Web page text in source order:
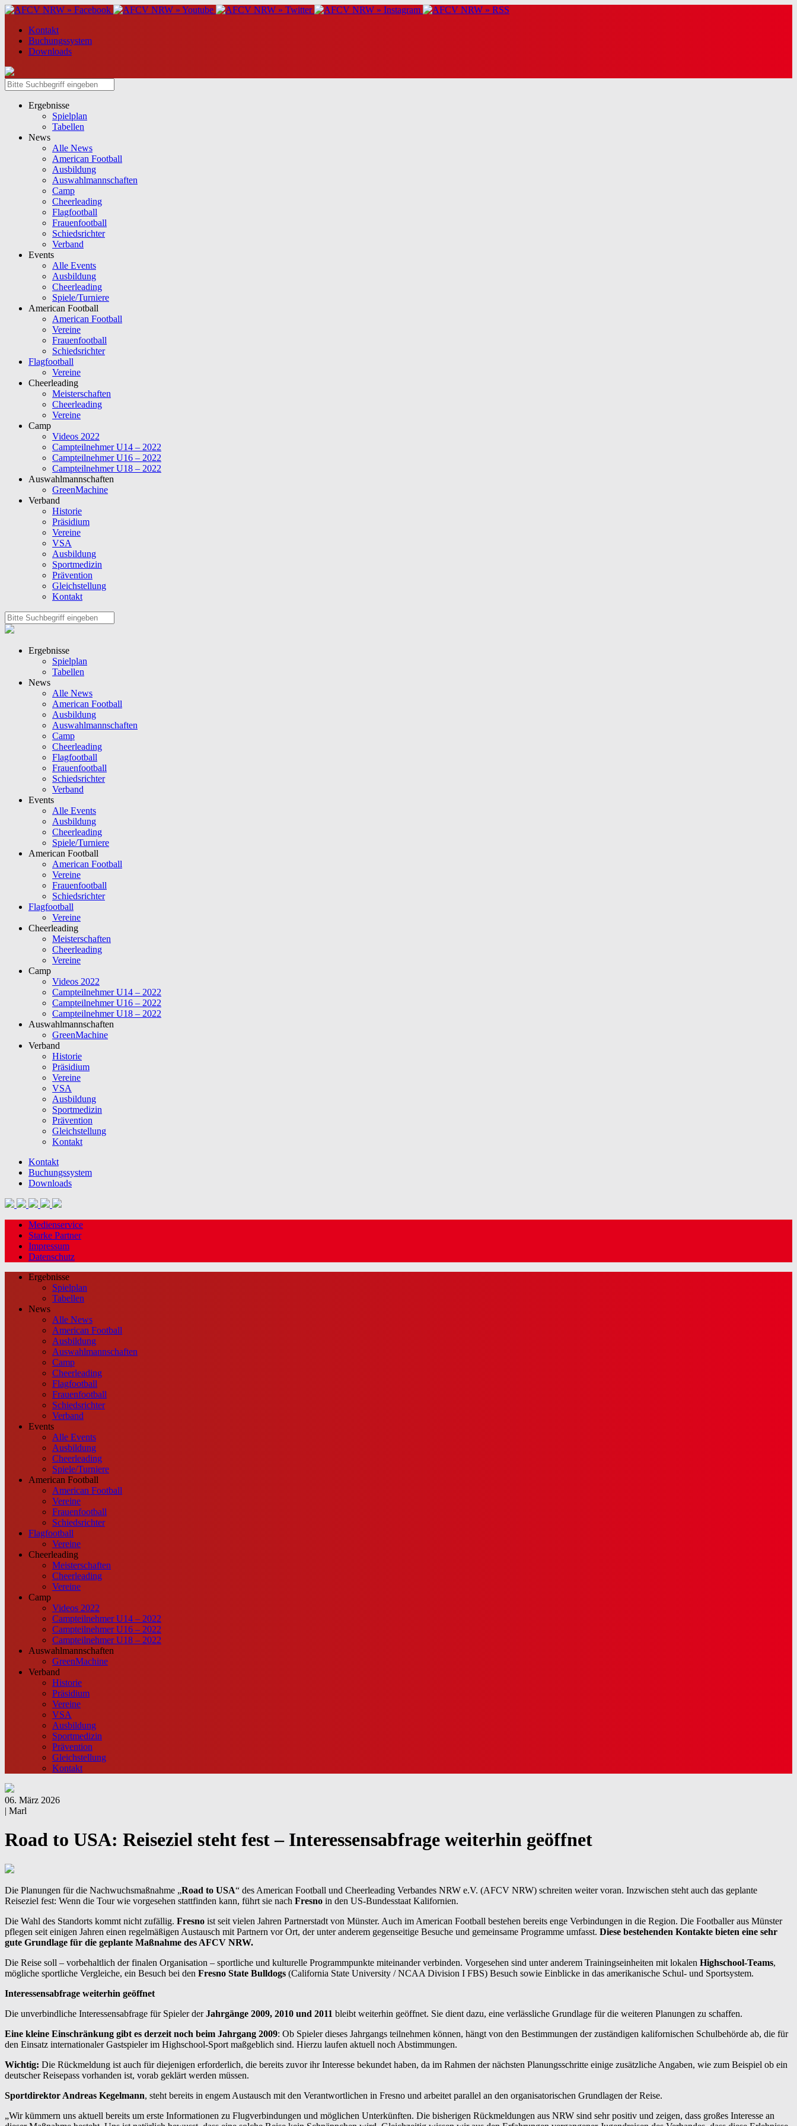
Kontakt
Buchungssystem
Downloads
Ergebnisse
Spielplan
Tabellen
News
Alle News
American Football
Ausbildung
Auswahlmannschaften
Camp
Cheerleading
Flagfootball
Frauenfootball
Schiedsrichter
Verband
Events
Alle Events
Ausbildung
Cheerleading
Spiele/Turniere
American Football
American Football
Vereine
Frauenfootball
Schiedsrichter
Flagfootball
Vereine
Cheerleading
Meisterschaften
Cheerleading
Vereine
Camp
Videos 2022
Campteilnehmer U14 – 2022
Campteilnehmer U16 – 2022
Campteilnehmer U18 – 2022
Auswahlmannschaften
GreenMachine
Verband
Historie
Präsidium
Vereine
VSA
Ausbildung
Sportmedizin
Prävention
Gleichstellung
Kontakt
Ergebnisse
Spielplan
Tabellen
News
Alle News
American Football
Ausbildung
Auswahlmannschaften
Camp
Cheerleading
Flagfootball
Frauenfootball
Schiedsrichter
Verband
Events
Alle Events
Ausbildung
Cheerleading
Spiele/Turniere
American Football
American Football
Vereine
Frauenfootball
Schiedsrichter
Flagfootball
Vereine
Cheerleading
Meisterschaften
Cheerleading
Vereine
Camp
Videos 2022
Campteilnehmer U14 – 2022
Campteilnehmer U16 – 2022
Campteilnehmer U18 – 2022
Auswahlmannschaften
GreenMachine
Verband
Historie
Präsidium
Vereine
VSA
Ausbildung
Sportmedizin
Prävention
Gleichstellung
Kontakt
Kontakt
Buchungssystem
Downloads
Medienservice
Starke Partner
Impressum
Datenschutz
Ergebnisse
Spielplan
Tabellen
News
Alle News
American Football
Ausbildung
Auswahlmannschaften
Camp
Cheerleading
Flagfootball
Frauenfootball
Schiedsrichter
Verband
Events
Alle Events
Ausbildung
Cheerleading
Spiele/Turniere
American Football
American Football
Vereine
Frauenfootball
Schiedsrichter
Flagfootball
Vereine
Cheerleading
Meisterschaften
Cheerleading
Vereine
Camp
Videos 2022
Campteilnehmer U14 – 2022
Campteilnehmer U16 – 2022
Campteilnehmer U18 – 2022
Auswahlmannschaften
GreenMachine
Verband
Historie
Präsidium
Vereine
VSA
Ausbildung
Sportmedizin
Prävention
Gleichstellung
Kontakt
06. März 2026
| Marl
Road to USA: Reiseziel steht fest – Interessensabfrage weiterhin geöffnet
Die Planungen für die Nachwuchsmaßnahme „Road to USA“ des American Football und Cheerleading Verbandes NRW e.V. (AFCV NRW) schreiten weiter voran. Inzwischen steht auch das geplante
Reiseziel fest: Wenn die Tour wie vorgesehen stattfinden kann, führt sie nach Fresno in den US-Bundesstaat Kalifornien.
Die Wahl des Standorts kommt nicht zufällig. Fresno ist seit vielen Jahren Partnerstadt von Münster. Auch im American Football bestehen bereits enge Verbindungen in die Region. Die Footballer aus Münster
pflegen seit einigen Jahren einen regelmäßigen Austausch mit Partnern vor Ort, der unter anderem gegenseitige Besuche und gemeinsame Programme umfasst. Diese bestehenden Kontakte bieten eine sehr
gute Grundlage für die geplante Maßnahme des AFCV NRW.
Die Reise soll – vorbehaltlich der finalen Organisation – sportliche und kulturelle Programmpunkte miteinander verbinden. Vorgesehen sind unter anderem Trainingseinheiten mit lokalen Highschool-Teams,
mögliche sportliche Vergleiche, ein Besuch bei den Fresno State Bulldogs (California State University / NCAA Division I FBS) Besuch sowie Einblicke in das amerikanische Schul- und Sportsystem.
Interessensabfrage weiterhin geöffnet
Die unverbindliche Interessensabfrage für Spieler derJahrgänge 2009, 2010 und 2011 bleibt weiterhin geöffnet. Sie dient dazu, eine verlässliche Grundlage für die weiteren Planungen zu schaffen.
Eine kleine Einschränkung gibt es derzeit noch beim Jahrgang 2009: Ob Spieler dieses Jahrgangs teilnehmen können, hängt von den Bestimmungen der zuständigen kalifornischen Schulbehörde ab, die für
den Einsatz internationaler Gastspieler im Highschool-Sport maßgeblich sind. Hierzu laufen aktuell noch Abstimmungen.
Wichtig: Die Rückmeldung ist auch für diejenigen erforderlich, die bereits zuvor ihr Interesse bekundet haben, da im Rahmen der nächsten Planungsschritte einige zusätzliche Angaben, wie zum Beispiel ob ein
deutscher Reisepass vorhanden ist, vorab geklärt werden müssen.
Sportdirektor Andreas Kegelmann, steht bereits in engem Austausch mit den Verantwortlichen in Fresno und arbeitet parallel an den organisatorischen Grundlagen der Reise.
„Wir kümmern uns aktuell bereits um erste Informationen zu Flugverbindungen und möglichen Unterkünften. Die bisherigen Rückmeldungen aus NRW sind sehr positiv und zeigen, dass großes Interesse an